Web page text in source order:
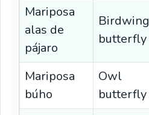
Mariposa
alas de
pájaro
Birdwing
butterfly
Mariposa
búho
Owl
butterfly